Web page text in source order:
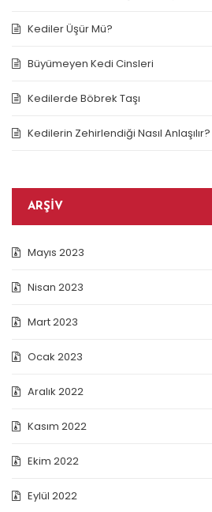
Kediler Üşür Mü?
Büyümeyen Kedi Cinsleri
Kedilerde Böbrek Taşı
Kedilerin Zehirlendiği Nasıl Anlaşılır?
ARŞIV
Mayıs 2023
Nisan 2023
Mart 2023
Ocak 2023
Aralık 2022
Kasım 2022
Ekim 2022
Eylül 2022